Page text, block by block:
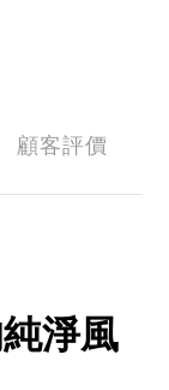
顧客評價
淨風